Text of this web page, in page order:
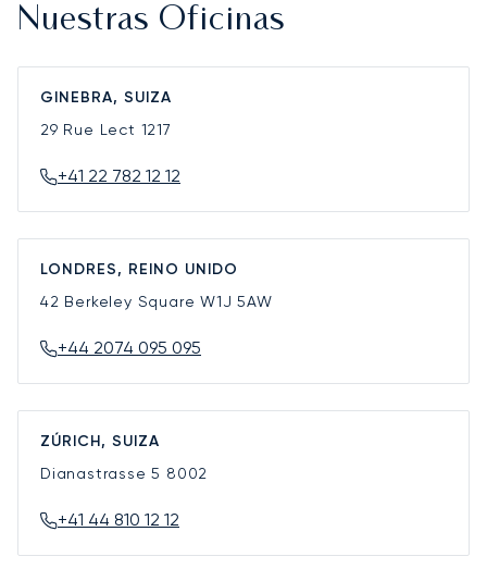
Nuestras Oficinas
GINEBRA, SUIZA
29 Rue Lect 1217
+41 22 782 12 12
LONDRES, REINO UNIDO
42 Berkeley SquareW1J 5AW
+44 2074 095 095
ZÚRICH, SUIZA
Dianastrasse 5 8002
+41 44 810 12 12